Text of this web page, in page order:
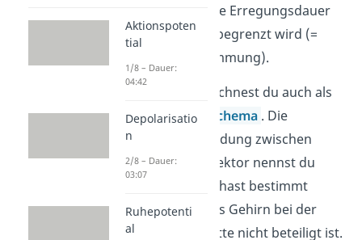
dafür, dass die Erregungsdauer
der Muskeln begrenzt wird (=
Renshaw-Hemmung).
Das Prinzip bezeichnest du auch als
Reiz-Reaktions-Schema . Die
neuronale Verbindung zwischen
Rezeptor und Effektor nennst du
. Du hast bestimmt
gemerkt, dass das Gehirn bei der
Reiz-Reaktionskette nicht beteiligt ist.
Aktionspoten
tial
1/8 – Dauer:
04:42
Depolarisatio
n
2/8 – Dauer:
03:07
Ruhepotenti
al